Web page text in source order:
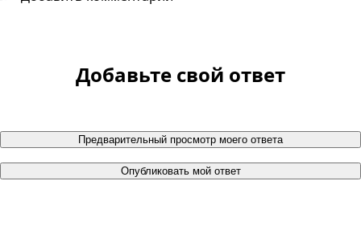
Добавьте свой ответ
Предварительный просмотр моего ответа
Опубликовать мой ответ